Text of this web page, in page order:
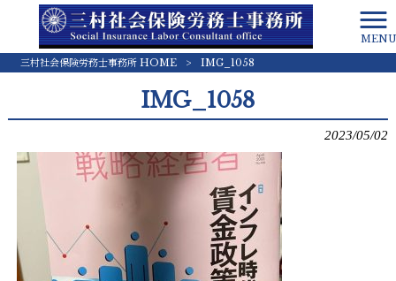
MENU
三村社会保険労務士事務所 HOME
> IMG_1058
IMG_1058
2023/05/02